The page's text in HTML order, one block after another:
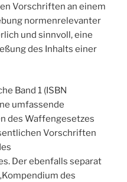
Vorschriften an einem
normenrelevanter
und sinnvoll, eine
des Inhalts einer
Band 1 (ISBN
umfassende
des Waffengesetzes
Vorschriften
Der ebenfalls separat
des